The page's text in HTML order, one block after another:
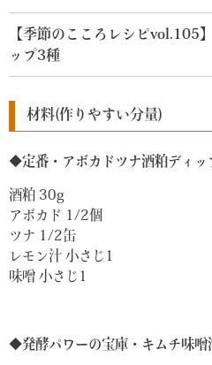
【季節のこころレシピvol.105
ップ3種
材料(作りやすい分量)
◆定番・アボカドツナ酒粕ディッ
酒粕 30g
アボカド 1/2個
ツナ 1/2缶
レモン汁 小さじ1
味噌 小さじ1
◆発酵パワーの宝庫・キムチ味噌